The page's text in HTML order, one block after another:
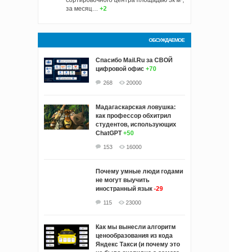
за месяц…
+2
ОБСУЖДАЕМОЕ
Спасибо Mail.Ru за СВОЙ
цифровой офис +70
268 20000
Мадагаскарская ловушка:
как профессор обхитрил
студентов, использующих
ChatGPT +50
153 16000
Почему умные люди годами
не могут выучить
иностранный язык -29
115 23000
Как мы вынесли алгоритм
ценообразования из кода
Яндекс Такси (и почему это